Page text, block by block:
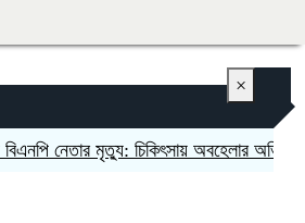
নেতার মৃত্যু: চিকিৎসায় অবহেলার অভিযোগ
×